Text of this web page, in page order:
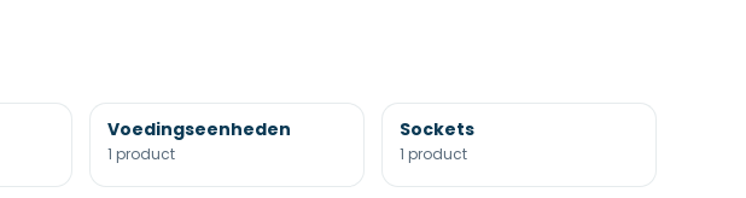
Voedingseenheden
1 product
Sockets
1 product